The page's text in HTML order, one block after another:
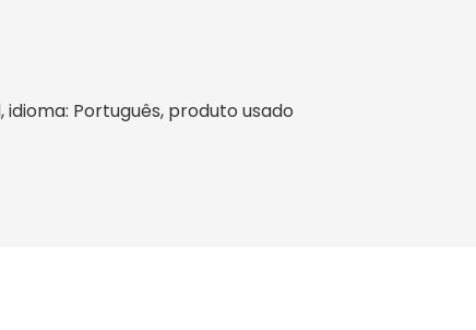
idioma: Português, produto usado